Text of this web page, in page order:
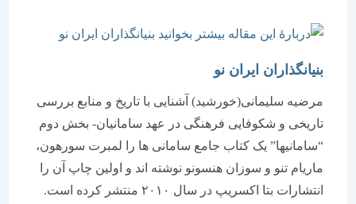
بنیانگذاران ایران نو
مرضیه سلیمانی(خورشید) آشنایی با تاریخ و منابع بررسی
تاریخی و شکوفایی فرهنگی در عهد سامانیان- بخش دوم
“سامانیها” یک کتاب جامع سامانی ها را لمبرت سورهون،
ماریام تنو و سوزان هنسونو نوشته اند و اولین چاپ آن را
انتشارات بتا اکسریپ در سال ۲۰۱۰ منتشر کرده است.